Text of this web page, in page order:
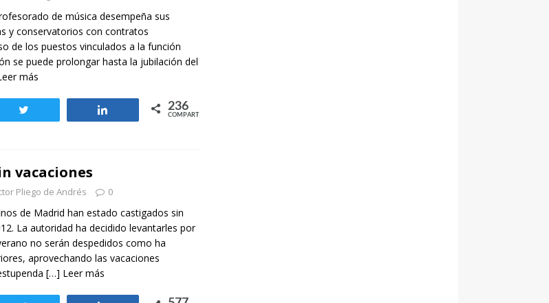
Tertulias entre familiares en la Escuela
de música desempeña sus
y conservatorios con contratos
de los puestos vinculados a la función
se puede prolongar hasta la jubilación del
más
Compartir 236
COMPARTIR
vacaciones
Pliego de Andrés 0
de Madrid han estado castigados sin
La autoridad ha decidido levantarles por
no serán despedidos como ha
aprovechando las vacaciones
[…] Leer más